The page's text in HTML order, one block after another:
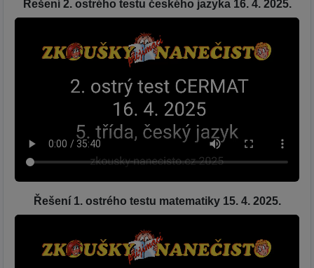
Řešení 2. ostrého testu českého jazyka 16. 4. 2025.
Řešení 1. ostrého testu matematiky 15. 4. 2025.